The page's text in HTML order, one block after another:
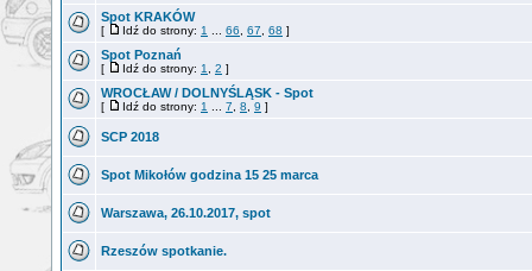
Spot KRAKÓW
[ Idź do strony: 1 66 67 68 ]
Spot Poznań
[ Idź do strony: 1 2 ]
WROCŁAW / DOLNYŚLĄSK - Spot
[ Idź do strony: 1 7 8 9 ]
SCP 2018
Spot Mikołów godzina 15 25 marca
Warszawa, 26.10.2017, spot
Rzeszów spotkanie.